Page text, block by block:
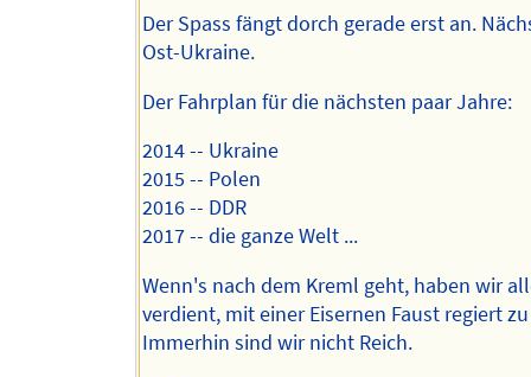
Der Spass fängt dorch gerade erst an.
Ost-Ukraine.
Der Fahrplan für die nächsten paar Jahre:
2014 -- Ukraine
2015 -- Polen
2016 -- DDR
2017 -- die ganze Welt ...
Wenn's nach dem Kreml geht, haben wir
verdient, mit einer Eisernen Faust regiert
Immerhin sind wir nicht Reich.